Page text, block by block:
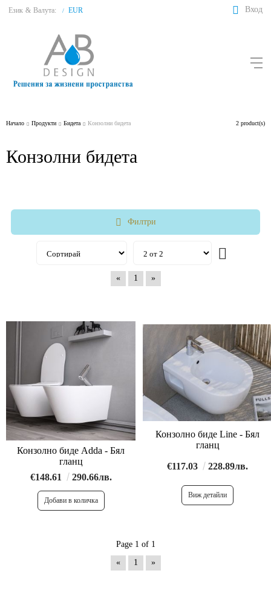
Език & Валута: / EUR Вход
Начало Продукти Бидета Конзолни бидета 2 product(s)
Конзолни бидета
Филтри
« 1 »
Конзолно биде Adda - Бял
гланц
€148.61
290.66лв.
Конзолно биде Line - Бял
гланц
€117.03 228.89лв.
Виж детайли
Page 1 of 1
« 1 »